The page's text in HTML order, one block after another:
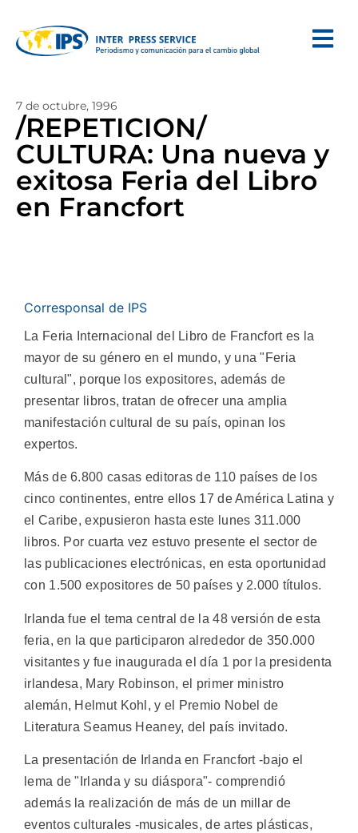
7 de octubre, 1996
/REPETICION/
CULTURA: Una nueva y
exitosa Feria del Libro
en Francfort
Corresponsal de IPS
La Feria Internacional del Libro de Francfort es la
mayor de su género en el mundo, y una "Feria
cultural", porque los expositores, además de
presentar libros, tratan de ofrecer una amplia
manifestación cultural de su país, opinan los
expertos.
Más de 6.800 casas editoras de 110 países de los
cinco continentes, entre ellos 17 de América Latina y
el Caribe, expusieron hasta este lunes 311.000
libros. Por cuarta vez estuvo presente el sector de
las publicaciones electrónicas, en esta oportunidad
con 1.500 expositores de 50 países y 2.000 títulos.
Irlanda fue el tema central de la 48 versión de esta
feria, en la que participaron alrededor de 350.000
visitantes y fue inaugurada el día 1 por la presidenta
irlandesa, Mary Robinson, el primer ministro
alemán, Helmut Kohl, y el Premio Nobel de
Literatura Seamus Heaney, del país invitado.
La presentación de Irlanda en Francfort -bajo el
lema de "Irlanda y su diáspora"- comprendió
además la realización de más de un millar de
eventos culturales -musicales, de artes plásticas,